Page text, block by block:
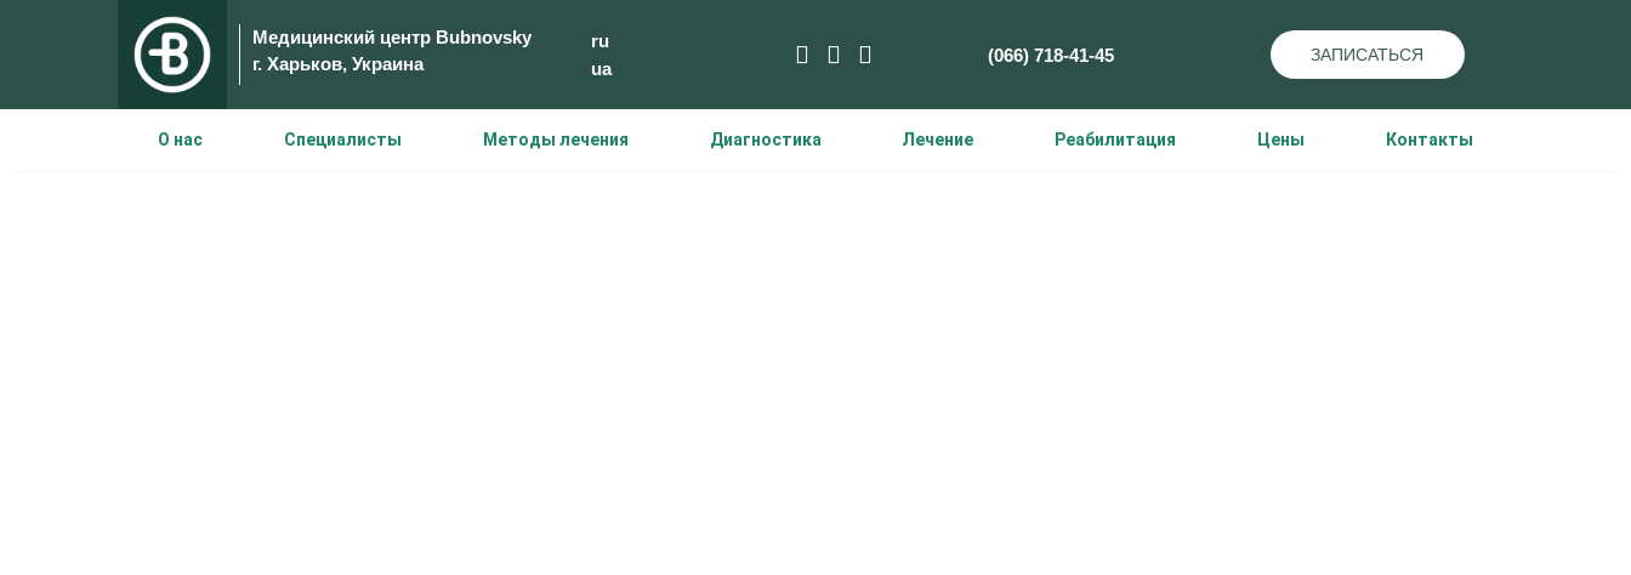
Медицинский центр Bubnovsky
г. Харьков, Украина
ru
ua
(066) 718-41-45 ЗАПИСАТЬСЯ
О нас Специалисты Методы лечения Диагностика Лечение Реабилитация Цены Контакты